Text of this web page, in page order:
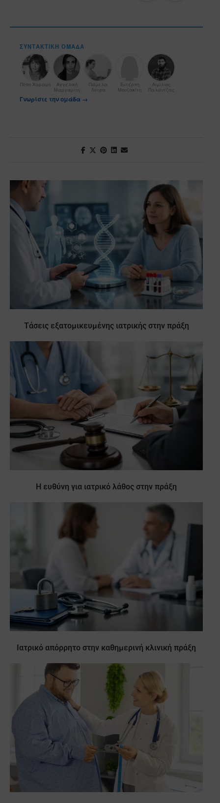
ΣΥΝΤΑΚΤΙΚΉ ΟΜΆΔΑ
Πόπη Χαραμή
Αγγελική
Μαργαρίτη
Πάμελα
Λύτρα
Ευτέρπη
Μουζακίτη
Αιμίλιος
Παλάντζας
Γνωρίστε την ομάδα →
Τάσεις εξατομικευμένης ιατρικής στην πράξη
Η ευθύνη για ιατρικό λάθος στην πράξη
Ιατρικό απόρρητο στην καθημερινή κλινική πράξη